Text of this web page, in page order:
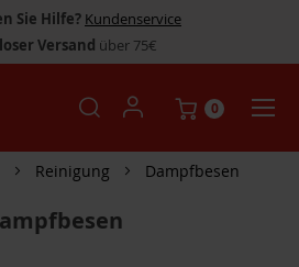
Sie Hilfe? Kundenservice
Versand über 75€
0
Reinigung Dampfbesen